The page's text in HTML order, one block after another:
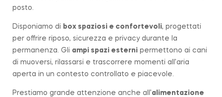
posto.
Disponiamo di box spaziosi e confortevoli, progettati
per offrire riposo, sicurezza e privacy durante la
permanenza. Gli ampi spazi esterni permettono ai cani
di muoversi, rilassarsi e trascorrere momenti all’aria
aperta in un contesto controllato e piacevole.
Prestiamo grande attenzione anche all’alimentazione